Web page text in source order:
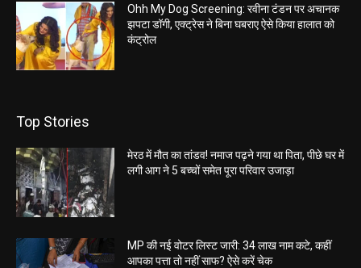
Ohh My Dog Screening: रवीना टंडन पर अचानक
झपटा डॉगी, एक्ट्रेस ने बिना घबराए ऐसे किया हालात को
कंट्रोल
Top Stories
मेरठ में मौत का तांडव! नमाज पढ़ने गया था पिता, पीछे घर में
लगी आग ने 5 बच्चों समेत पूरा परिवार उजाड़ा
MP की नई वोटर लिस्ट जारी: 34 लाख नाम कटे, कहीं
आपका पत्ता तो नहीं साफ? ऐसे करें चेक